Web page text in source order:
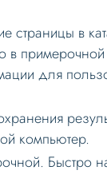
страницы в
в примерочной
для
компьютер.
Быстро